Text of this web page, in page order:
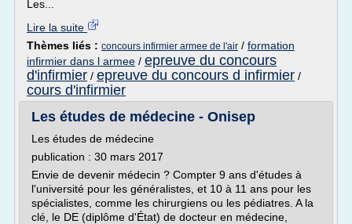
Les...
Lire la suite
Thèmes liés : concours infirmier armee de l'air / formation
infirmier dans l armee / epreuve du concours
d'infirmier / epreuve du concours d infirmier /
cours d'infirmier
Les études de médecine - Onisep
Les études de médecine
publication : 30 mars 2017
Envie de devenir médecin ? Compter 9 ans d'études à
l'université pour les généralistes, et 10 à 11 ans pour les
spécialistes, comme les chirurgiens ou les pédiatres. A la
clé, le DE (diplôme d'État) de docteur en médecine,